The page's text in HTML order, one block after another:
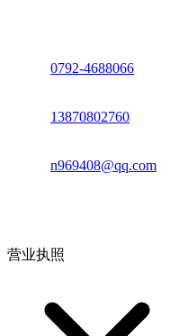
0792-4688066
13870802760
n969408@qq.com
营业执照